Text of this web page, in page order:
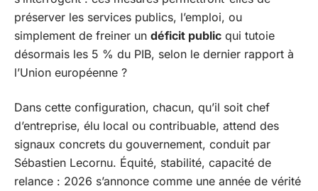
préserver les services publics, l’emploi, ou
simplement de freiner un déficit public qui tutoie
désormais les 5 % du PIB, selon le dernier rapport à
l’Union européenne ?
Dans cette configuration, chacun, qu’il soit chef
d’entreprise, élu local ou contribuable, attend des
signaux concrets du gouvernement, conduit par
Sébastien Lecornu. Équité, stabilité, capacité de
relance : 2026 s’annonce comme une année de vérité